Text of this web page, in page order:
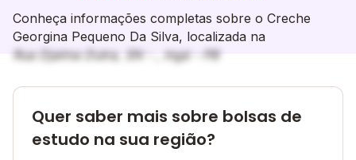
Conheça informações completas sobre o Creche
Georgina Pequeno Da Silva, localizada na
Rua Djalma Dutra, SN - , Ingá - PB
Quer saber mais sobre bolsas de
estudo na sua região?